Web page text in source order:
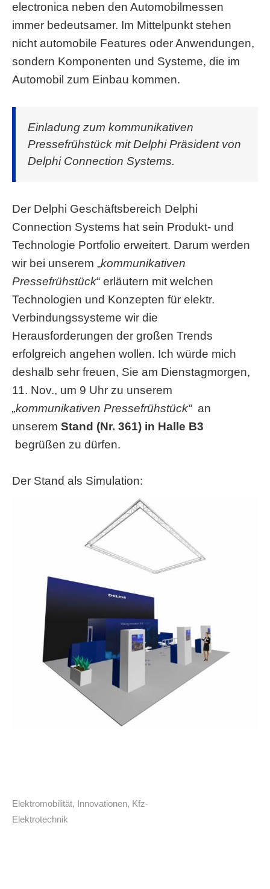
electronica neben den Automobilmessen
immer bedeutsamer. Im Mittelpunkt stehen
nicht automobile Features oder Anwendungen,
sondern Komponenten und Systeme, die im
Automobil zum Einbau kommen.
Einladung zum kommunikativen
Pressefrühstück mit Delphi Präsident von
Delphi Connection Systems.
Der Delphi Geschäftsbereich Delphi
Connection Systems hat sein Produkt- und
Technologie Portfolio erweitert. Darum werden
wir bei unserem „kommunikativen
Pressefrühstück“ erläutern mit welchen
Technologien und Konzepten für elektr.
Verbindungssysteme wir die
Herausforderungen der großen Trends
erfolgreich angehen wollen. Ich würde mich
deshalb sehr freuen, Sie am Dienstagmorgen,
11. Nov., um 9 Uhr zu unserem
„kommunikativen Pressefrühstück“an
unserem Stand (Nr. 361) in Halle B3
begrüßen zu dürfen.
Der Stand als Simulation:
Elektromobilität, Innovationen, Kfz-
Elektrotechnik